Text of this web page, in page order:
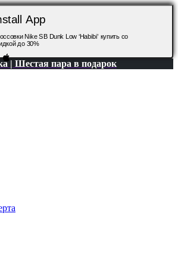
App
Nike SB Dunk Low ‘Habibi’ купить со
до 30%
| Шестая пара в подарок